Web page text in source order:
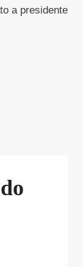
a presidente